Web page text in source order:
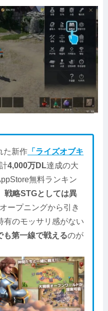
た新作 「ライズオブキ
4,000万DL達成の大
無料ランキン
戦略STGとしては異
ープニングから引き
有のモッサリ感がない
も第一線で戦えるのが